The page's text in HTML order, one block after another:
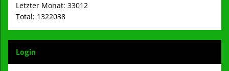
Letzter Monat: 33012
Total: 1322038
Login